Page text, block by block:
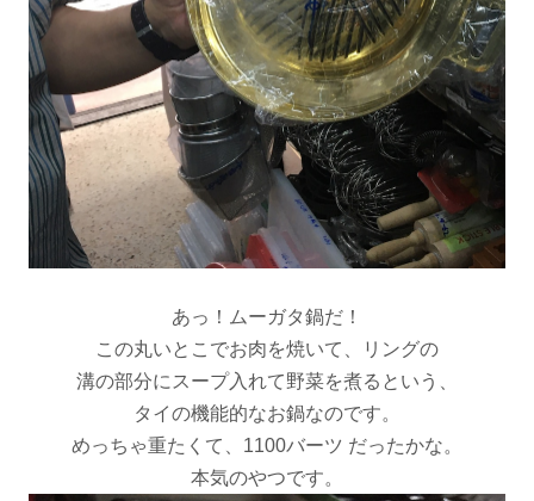
あっ！ムーガタ鍋だ！
この丸いとこでお肉を焼いて、リングの
溝の部分にスープ入れて野菜を煮るという、
タイの機能的なお鍋なのです。
めっちゃ重たくて、1100バーツ だったかな。
本気のやつです。